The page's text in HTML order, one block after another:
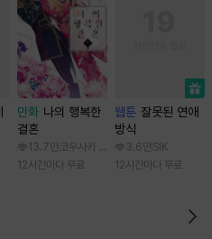
만화 나의 행복한
결혼
13.7만 코우사카 리토 / 아기토기 아쿠미
12시간마다 무료
웹툰 잘못된 연애
방식
3.6만 SIK
12시간마다 무료